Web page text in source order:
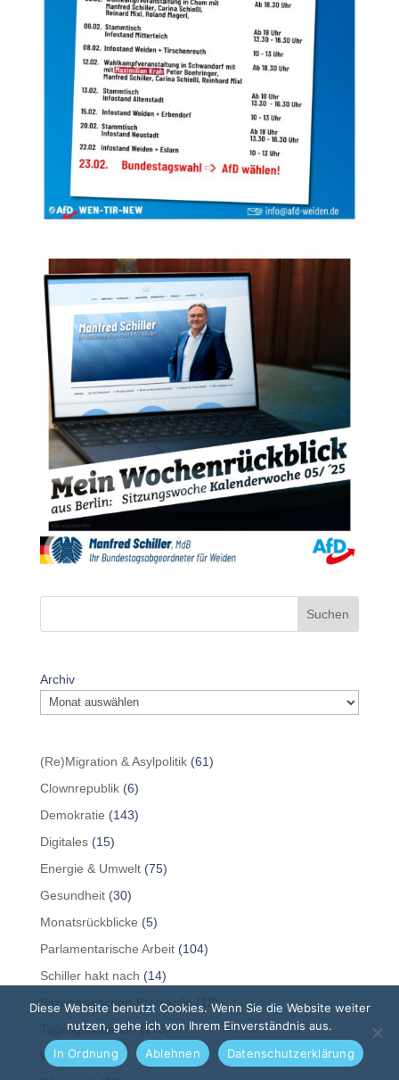
Suchen
Archiv
(Re)Migration & Asylpolitik(61)
Clownrepublik(6)
Demokratie (143)
Digitales(15)
Energie & Umwelt(75)
Gesundheit(30)
Monatsrückblicke (5)
Parlamentarische Arbeit(104)
Schiller hakt nach (14)
Sitzungswochen-Protokolle
(12)
Tagesgeschehen(176)
Wahlen(85)
Diese Website benutzt Cookies. Wenn Sie die Website weiter
nutzen, gehe ich von Ihrem Einverständnis aus.
In Ordnung
Ablehnen Datenschutzerklärung